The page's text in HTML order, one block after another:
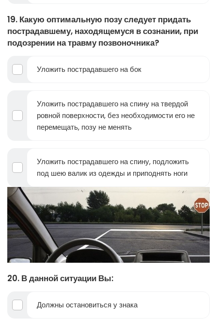
19. Какую оптимальную позу следует придать
пострадавшему, находящемуся в сознании, при
подозрении на травму позвоночника?
Уложить пострадавшего на бок
Уложить пострадавшего на спину на твердой
ровной поверхности, без необходимости его не
перемещать, позу не менять
Уложить пострадавшего на спину, подложить
под шею валик из одежды и приподнять ноги
20. В данной ситуации Вы:
Должны остановиться у знака